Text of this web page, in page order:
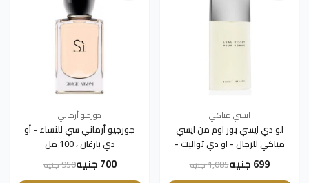
ايسي مياكي
لو دي ايسي بور اوم من ايسي
مياكي للرجال - او دي تواليت -
تستر اوت ليت ، 125 مل
699 جنيه 1,085 جنيه
جورجيو أرماني
جورجيو أرماني سي للنساء - أو
دي بارفان ، 100 مل
700 جنيه 950 جنيه